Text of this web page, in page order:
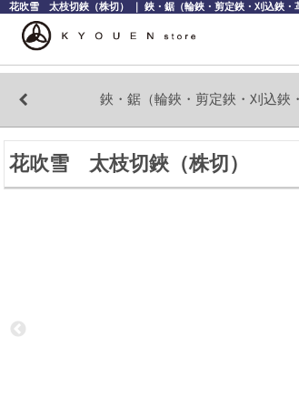
鋏・鋸（輪鋏・剪定鋏・刈込鋏
花吹雪 太枝切鋏（株切）
花吹雪 太枝切鋏（株切） ｜ 鋏・鋸（輪鋏・剪定鋏・刈込鋏